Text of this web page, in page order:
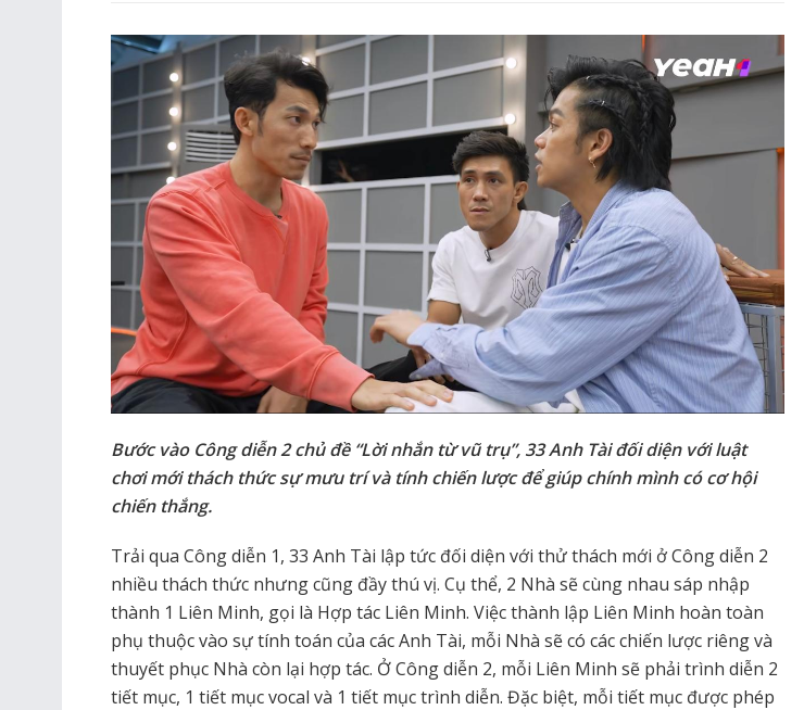
Bước vào Công diễn 2 chủ đề “Lời nhắn từ vũ trụ”, 33 Anh Tài đối diện với luật
chơi mới thách thức sự mưu trí và tính chiến lược để giúp chính mình có cơ hội
chiến thắng.
Trải qua Công diễn 1, 33 Anh Tài lập tức đối diện với thử thách mới ở Công diễn 2
nhiều thách thức nhưng cũng đầy thú vị. Cụ thể, 2 Nhà sẽ cùng nhau sáp nhập
thành 1 Liên Minh, gọi là Hợp tác Liên Minh. Việc thành lập Liên Minh hoàn toàn
phụ thuộc vào sự tính toán của các Anh Tài, mỗi Nhà sẽ có các chiến lược riêng và
thuyết phục Nhà còn lại hợp tác. Ở Công diễn 2, mỗi Liên Minh sẽ phải trình diễn 2
tiết mục, 1 tiết mục vocal và 1 tiết mục trình diễn. Đặc biệt, mỗi tiết mục được phép